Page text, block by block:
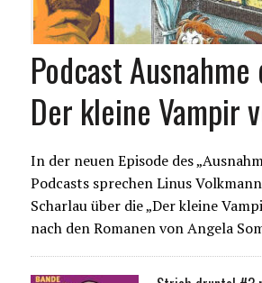
Podcast Ausnahme
Der kleine Vampir
In der neuen Episode des
Podcasts sprechen Linus
Scharlau über die „Der kleine
nach den Romanen von Angela